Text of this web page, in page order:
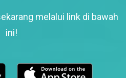
melalui link di bawah
ini!